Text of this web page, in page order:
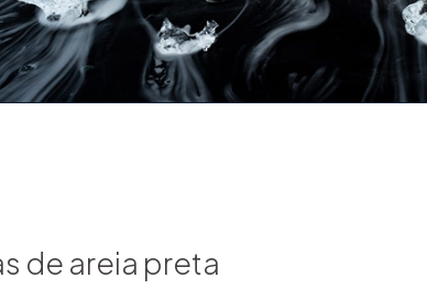
de areia preta